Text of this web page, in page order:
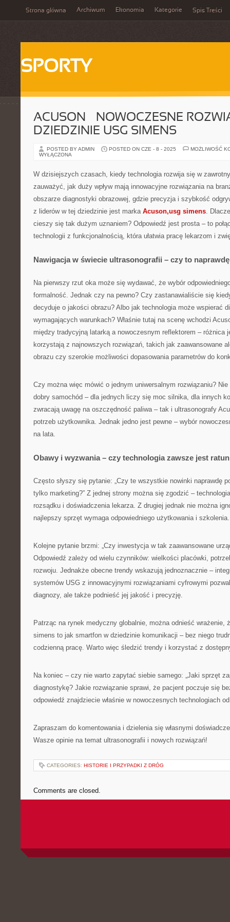
Strona główna Archiwum Ekonomia Kategorie Spis Treści
SPORTY
ACUSON – NOWOCZESNE
DZIEDZINIE USG SIMENS
POSTED BY ADMIN POSTED ON CZE - 8 - 2025
MOŻLIWOŚĆ
WYŁĄCZONA
W dzisiejszych czasach, kiedy technologia rozwija się w
zauważyć, jak duży wpływ mają innowacyjne rozwiązania na
obszarze diagnostyki obrazowej, gdzie precyzja i szybkość
z liderów w tej dziedzinie jest marka Acuson,usg simens.
cieszy się tak dużym uznaniem? Odpowiedź jest prosta – to
technologii z funkcjonalnością, która ułatwia pracę lekarzom i
Nawigacja w świecie ultrasonografii – czy to
Na pierwszy rzut oka może się wydawać, że wybór
formalność. Jednak czy na pewno? Czy zastanawialiście się
decyduje o jakości obrazu? Albo jak technologia może wspierać
wymagających warunkach? Właśnie tutaj na scenę wchodzi
między tradycyjną latarką a nowoczesnym reflektorem – różnica
korzystają z najnowszych rozwiązań, takich jak zaawansowane
obrazu czy szerokie możliwości dopasowania parametrów do
Czy można więc mówić o jednym uniwersalnym rozwiązaniu?
dobry samochód – dla jednych liczy się moc silnika, dla innych
zwracają uwagę na oszczędność paliwa – tak i ultrasonografy
potrzeb użytkownika. Jednak jedno jest pewne – wybór
na lata.
Obawy i wyzwania – czy technologia zawsze jest
Często słyszy się pytanie: „Czy te wszystkie nowinki naprawdę
tylko marketing?” Z jednej strony można się zgodzić –
rozsądku i doświadczenia lekarza. Z drugiej jednak nie można
najlepszy sprzęt wymaga odpowiedniego użytkowania i szkolenia.
Kolejne pytanie brzmi: „Czy inwestycja w tak zaawansowane
Odpowiedź zależy od wielu czynników: wielkości placówki,
rozwoju. Jednakże obecne trendy wskazują jednoznacznie –
systemów USG z innowacyjnymi rozwiązaniami cyfrowymi
diagnozy, ale także podnieść jej jakość i precyzję.
Patrząc na rynek medyczny globalnie, można odnieść wrażenie,
simens to jak smartfon w dziedzinie komunikacji – bez niego
codzienną pracę. Warto więc śledzić trendy i korzystać z
Na koniec – czy nie warto zapytać siebie samego: „Jaki sprzęt
diagnostykę? Jakie rozwiązanie sprawi, że pacjent poczuje się
odpowiedź znajdziecie właśnie w nowoczesnych technologiach
Zapraszam do komentowania i dzielenia się własnymi
Wasze opinie na temat ultrasonografii i nowych rozwiązań!
CATEGORIES: HISTORIE I PRZYPADKI Z DRÓG
Comments are closed.